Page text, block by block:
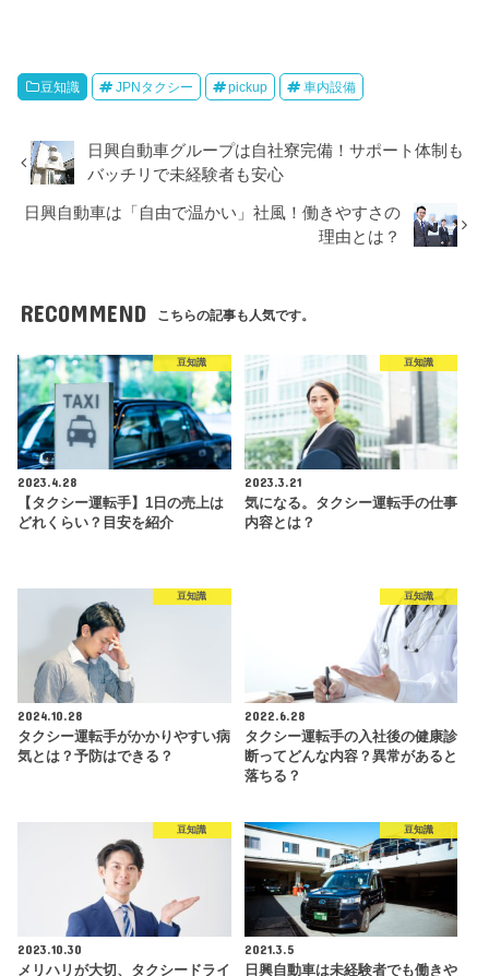
豆知識 JPNタクシー pickup 車内設備
日興自動車グループは自社寮完備！サポート体制も
バッチリで未経験者も安心
日興自動車は「自由で温かい」社風！働きやすさの
理由とは？
RECOMMEND こちらの記事も人気です。
豆知識
2023.4.28
【タクシー運転手】1日の売上は
どれくらい？目安を紹介
豆知識
2023.3.21
気になる。タクシー運転手の仕事
内容とは？
豆知識
2024.10.28
タクシー運転手がかかりやすい病
気とは？予防はできる？
豆知識
2022.6.28
タクシー運転手の入社後の健康診
断ってどんな内容？異常があると
落ちる？
豆知識
2023.10.30
メリハリが大切、タクシードライ
豆知識
2021.3.5
日興自動車は未経験者でも働きや